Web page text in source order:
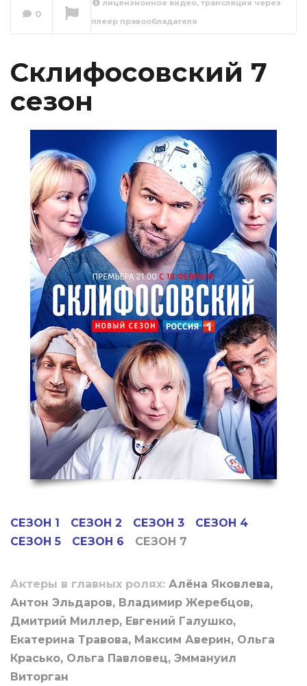
Склифосовский 7
0
лицензионное видео, трансляция через
плеер правообладателя
Склифосовский 7
сезон
СЕЗОН 1 СЕЗОН 2 СЕЗОН 3
СЕЗОН 4
СЕЗОН 5
СЕЗОН 6 СЕЗОН 7
Актеры в главных ролях: Алёна Яковлева,
Антон Эльдаров, Владимир Жеребцов,
Дмитрий Миллер, Евгений Галушко,
Екатерина Травова, Максим Аверин, Ольга
Красько, Ольга Павловец, Эммануил
Виторган